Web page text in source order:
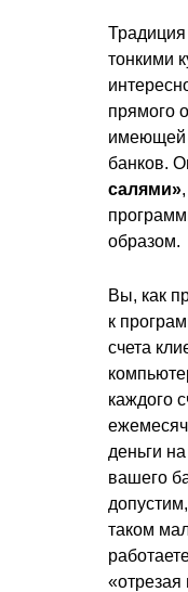
тонкими
прямого
имеющей
банков.
салями»
образом.
Вы, как
к
счета
каждого
деньги
вашего
таком
«отрезая